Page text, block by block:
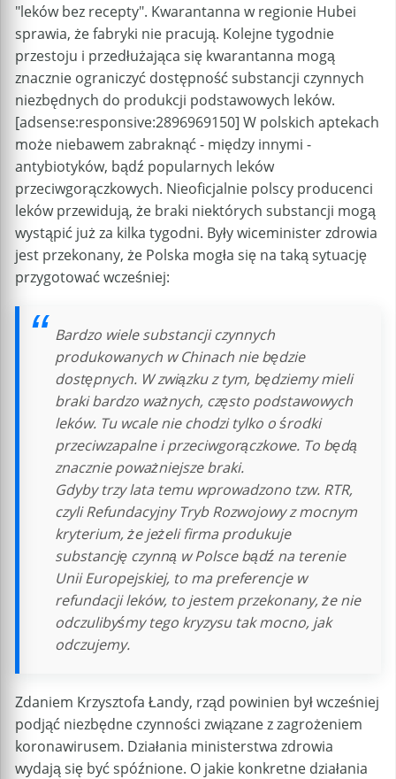
"leków bez recepty". Kwarantanna w regionie Hubei
sprawia, że fabryki nie pracują. Kolejne tygodnie
przestoju i przedłużająca się kwarantanna mogą
znacznie ograniczyć dostępność substancji czynnych
niezbędnych do produkcji podstawowych leków.
[adsense:responsive:2896969150] W polskich aptekach
może niebawem zabraknąć - między innymi -
antybiotyków, bądź popularnych leków
przeciwgorączkowych. Nieoficjalnie polscy producenci
leków przewidują, że braki niektórych substancji mogą
wystąpić już za kilka tygodni. Były wiceminister zdrowia
jest przekonany, że Polska mogła się na taką sytuację
przygotować wcześniej:
Bardzo wiele substancji czynnych
produkowanych w Chinach nie będzie
dostępnych. W związku z tym, będziemy mieli
braki bardzo ważnych, często podstawowych
leków. Tu wcale nie chodzi tylko o środki
przeciwzapalne i przeciwgorączkowe. To będą
znacznie poważniejsze braki.
Gdyby trzy lata temu wprowadzono tzw. RTR,
czyli Refundacyjny Tryb Rozwojowy z mocnym
kryterium, że jeżeli firma produkuje
substancję czynną w Polsce bądź na terenie
Unii Europejskiej, to ma preferencje w
refundacji leków, to jestem przekonany, że nie
odczulibyśmy tego kryzysu tak mocno, jak
odczujemy.
Zdaniem Krzysztofa Łandy, rząd powinien był wcześniej
podjąć niezbędne czynności związane z zagrożeniem
koronawirusem. Działania ministerstwa zdrowia
wydają się być spóźnione. O jakie konkretne działania